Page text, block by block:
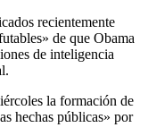
recientemente
de que Obama
de inteligencia
la formación de
hechas públicas» por